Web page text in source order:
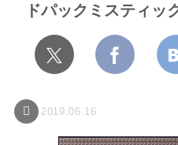
ドパックミスティッ
2019.06.16